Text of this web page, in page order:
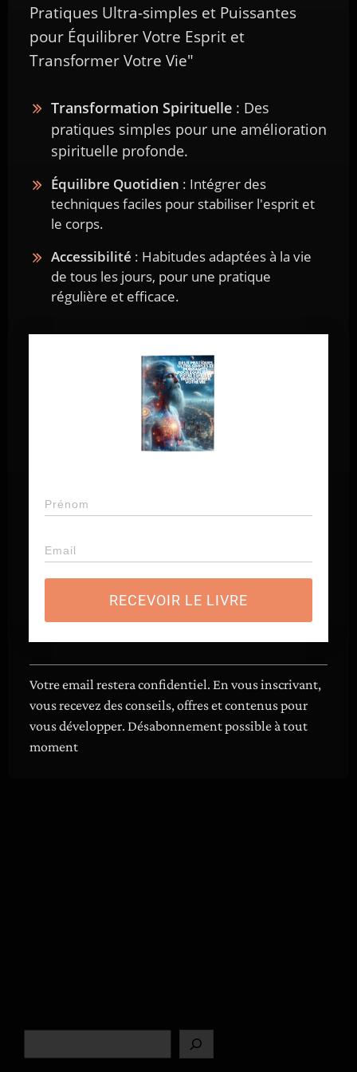
Vous avez trouvé ce contenu
utile ?
Recevez gratuitement en complément le livre
Pratiques Ultra-Simples et Puissantes pour une
Transformation Spirituelle Durable »
Ce livre vous aidera à :
Atteindre une transformation spirituelle
profonde
spirituelles efficaces dans votre vie
quotidienne
RECEVOIR LE LIVRE
Précédent Suivant
Laisser un commentaire
e
Pratiques Ultra-simples et Puissantes
pour Équilibrer Votre Esprit et
Transformer Votre Vie"
Transformation Spirituelle : Des
pratiques simples pour une amélioration
spirituelle profonde.
Équilibre Quotidien : Intégrer des
techniques faciles pour stabiliser l'esprit et
le corps.
Accessibilité : Habitudes adaptées à la vie
de tous les jours, pour une pratique
régulière et efficace.
RECEVOIR LE LIVRE
Votre email restera confidentiel. En vous inscrivant,
vous recevez des conseils, offres et contenus pour
vous développer. Désabonnement possible à tout
moment